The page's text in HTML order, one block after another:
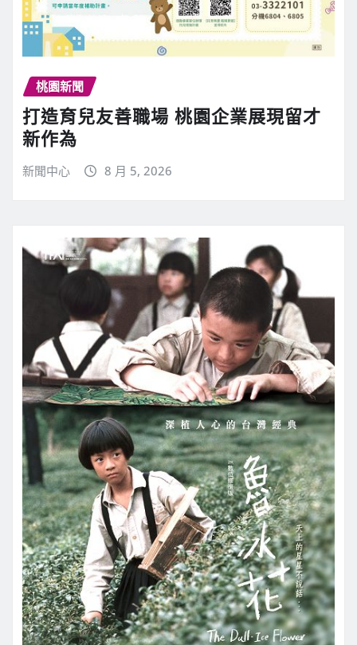
桃園新聞
打造育兒友善職場 桃園企業展現留才
新作為
新聞中心 8 月 5, 2026